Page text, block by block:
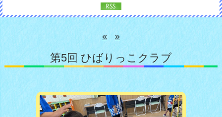
« »
第5回 ひばりっこクラブ